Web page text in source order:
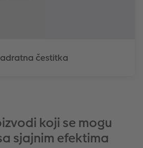
čestitka
koji se mogu
sjajnim efektima